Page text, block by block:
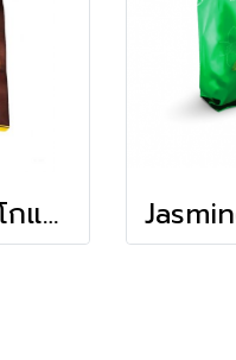
ลองบีชผง-ช็อคโกแลต ช็อคโก้ซิตี้